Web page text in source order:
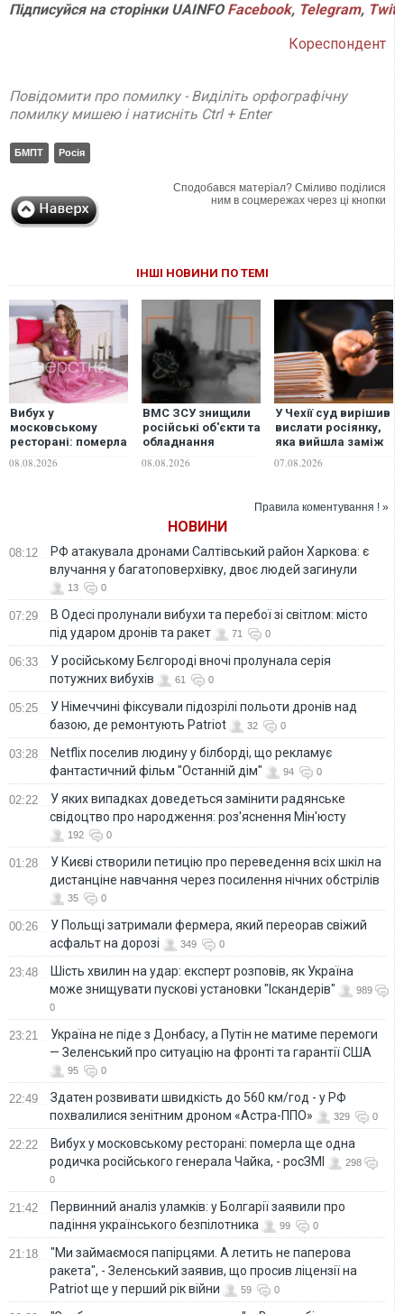
Підписуйся на сторінки UAINFO Facebook, Telegram,
Кореспондент
Повідомити про помилку - Виділіть орфографічну
помилку мишею і натисніть Ctrl + Enter
БМПТ Росія
Сподобався матеріал? Сміливо поділися
ним в соцмережах через ці кнопки
ІНШІ НОВИНИ ПО ТЕМІ
Вибух у
московському
ресторані: померла
російського
08.08.2026
ВМС ЗСУ знищили
російські об'єкти та
обладнання
буровій установці
08.08.2026
У Чехії суд вирішив
вислати росіянку,
яка вийшла заміж
телефону
07.08.2026
Правила коментування ! »
НОВИНИ
08:12
РФ атакувала дронами Салтівський район Харкова: є
влучання у багатоповерхівку, двоє людей загинули
13 0
07:29
В Одесі пролунали вибухи та перебої зі світлом: місто
під ударом дронів та ракет
71 0
06:33
У російському Бєлгороді вночі пролунала серія
потужних вибухів
61 0
05:25
У Німеччині фіксували підозрілі польоти дронів над
базою, де ремонтують Patriot
32 0
03:28
Netflix поселив людину у білборді, що рекламує
фантастичний фільм "Останній дім"
94 0
02:22
У яких випадках доведеться замінити радянське
свідоцтво про народження: роз'яснення Мін'юсту
192 0
01:28
У Києві створили петицію про переведення всіх шкіл на
дистанціне навчання через посилення нічних обстрілів
35 0
00:26
У Польщі затримали фермера, який переорав свіжий
асфальт на дорозі
349 0
23:48
Шість хвилин на удар: експерт розповів, як Україна
може знищувати пускові установки "Іскандерів"
989
0
23:21
Україна не піде з Донбасу, а Путін не матиме перемоги
— Зеленський про ситуацію на фронті та гарантії США
95 0
22:49
Здатен розвивати швидкість до 560 км/год - у РФ
похвалилися зенітним дроном «Астра-ППО»
329 0
22:22
Вибух у московському ресторані: померла ще одна
родичка російського генерала Чайка, - росЗМІ
298
0
21:42
Первинний аналіз уламків: у Болгарії заявили про
падіння українського безпілотника
99 0
21:18
"Ми займаємося папірцями. А летить не паперова
ракета", - Зеленський заявив, що просив ліцензії на
Patriot ще у перший рік війни
59 0